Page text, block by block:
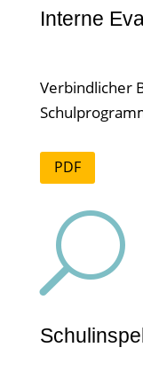
Interne
Verbindlicher
PDF
U